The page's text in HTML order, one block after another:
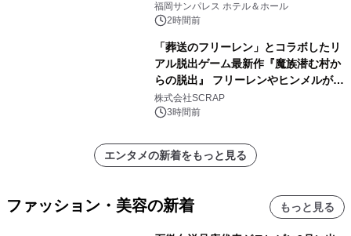
福岡サンパレス ホテル＆ホール
2時間前
「葬送のフリーレン」とコラボしたリ
アル脱出ゲーム最新作『魔族潜む村か
らの脱出』 フリーレンやヒンメルが武
器を手に魔族を見据える描き下ろしメ
インビジュアル公開
株式会社SCRAP
3時間前
エンタメの新着をもっと見る
ファッション・美容の新着 もっと見る